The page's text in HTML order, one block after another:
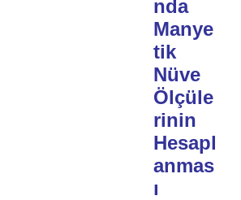
nda
Manye
tik
Nüve
Ölçüle
rinin
Hesapl
anmas
ı